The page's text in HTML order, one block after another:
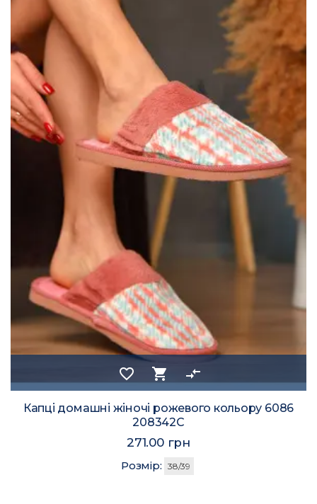
favorite_border shopping_cart compare_arrows
Капці домашні жіночі рожевого кольору 6086
208342C
271.00 грн
Розмір: 38/39